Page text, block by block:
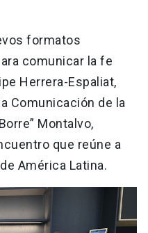
formatos
comunicar la fe
Herrera-Espaliat,
Comunicación de la
Montalvo,
que reúne a
América Latina.